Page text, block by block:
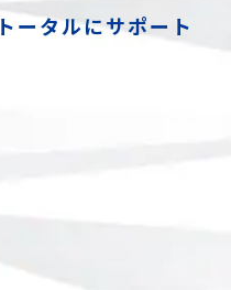
トータルにサポート